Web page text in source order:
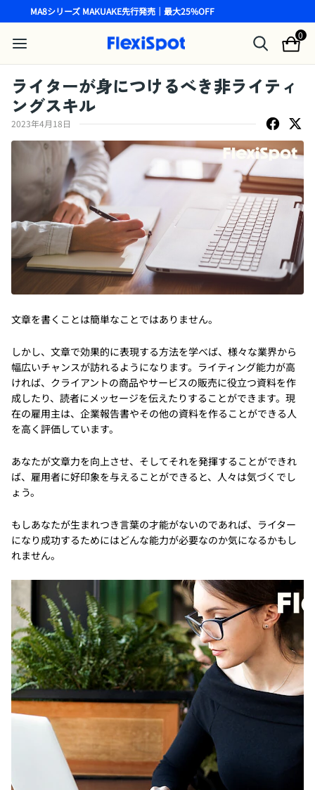
MA8シリーズ MAKUAKE先行発売｜最大25%OFF
0
ライターが身につけるべき非ライティ
ングスキル
2023年4月18日
文章を書くことは簡単なことではありません。
しかし、文章で効果的に表現する方法を学べば、様々な業界から
幅広いチャンスが訪れるようになります。ライティング能力が高
ければ、クライアントの商品やサービスの販売に役立つ資料を作
成したり、読者にメッセージを伝えたりすることができます。現
在の雇用主は、企業報告書やその他の資料を作ることができる人
を高く評価しています。
あなたが文章力を向上させ、そしてそれを発揮することができれ
ば、雇用者に好印象を与えることができると、人々は気づくでし
ょう。
もしあなたが生まれつき言葉の才能がないのであれば、ライター
になり成功するためにはどんな能力が必要なのか気になるかもし
れません。